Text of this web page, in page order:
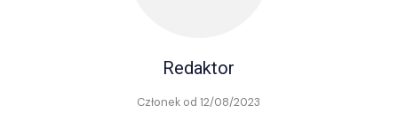
Redaktor
Członek od 12/08/2023